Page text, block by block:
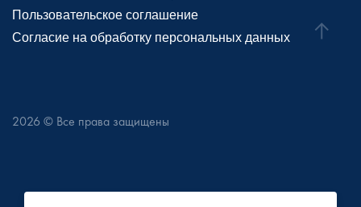
Пользовательское соглашение
Согласие на обработку персональных данных
2026 © Все права защищены